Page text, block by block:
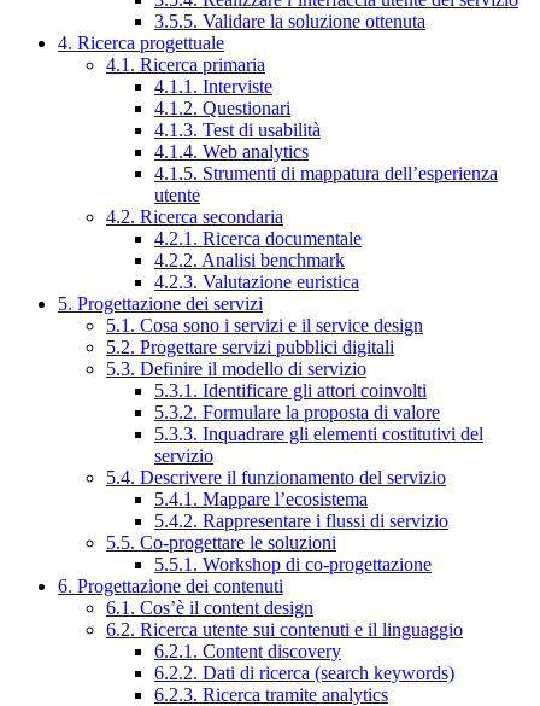
3.5.5. Validare la soluzione ottenuta
4. Ricerca progettuale
4.1. Ricerca primaria
4.1.1. Interviste
4.1.2. Questionari
4.1.3. Test di usabilità
4.1.4. Web analytics
4.1.5. Strumenti di mappatura dell’esperienza
utente
4.2. Ricerca secondaria
4.2.1. Ricerca documentale
4.2.2. Analisi benchmark
4.2.3. Valutazione euristica
5. Progettazione dei servizi
5.1. Cosa sono i servizi e il service design
5.2. Progettare servizi pubblici digitali
5.3. Definire il modello di servizio
5.3.1. Identificare gli attori coinvolti
5.3.2. Formulare la proposta di valore
5.3.3. Inquadrare gli elementi costitutivi del
servizio
5.4. Descrivere il funzionamento del servizio
5.4.1. Mappare l’ecosistema
5.4.2. Rappresentare i flussi di servizio
5.5. Co-progettare le soluzioni
5.5.1. Workshop di co-progettazione
6. Progettazione dei contenuti
6.1. Cos’è il content design
6.2. Ricerca utente sui contenuti e il linguaggio
6.2.1. Content discovery
6.2.2. Dati di ricerca (search keywords)
6.2.3. Ricerca tramite analytics